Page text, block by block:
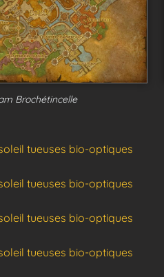
Brochétincelle
tueuses bio-optiques
tueuses bio-optiques
tueuses bio-optiques
tueuses bio-optiques